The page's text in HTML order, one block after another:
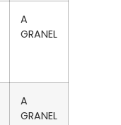
A
GRANEL
A
GRANEL